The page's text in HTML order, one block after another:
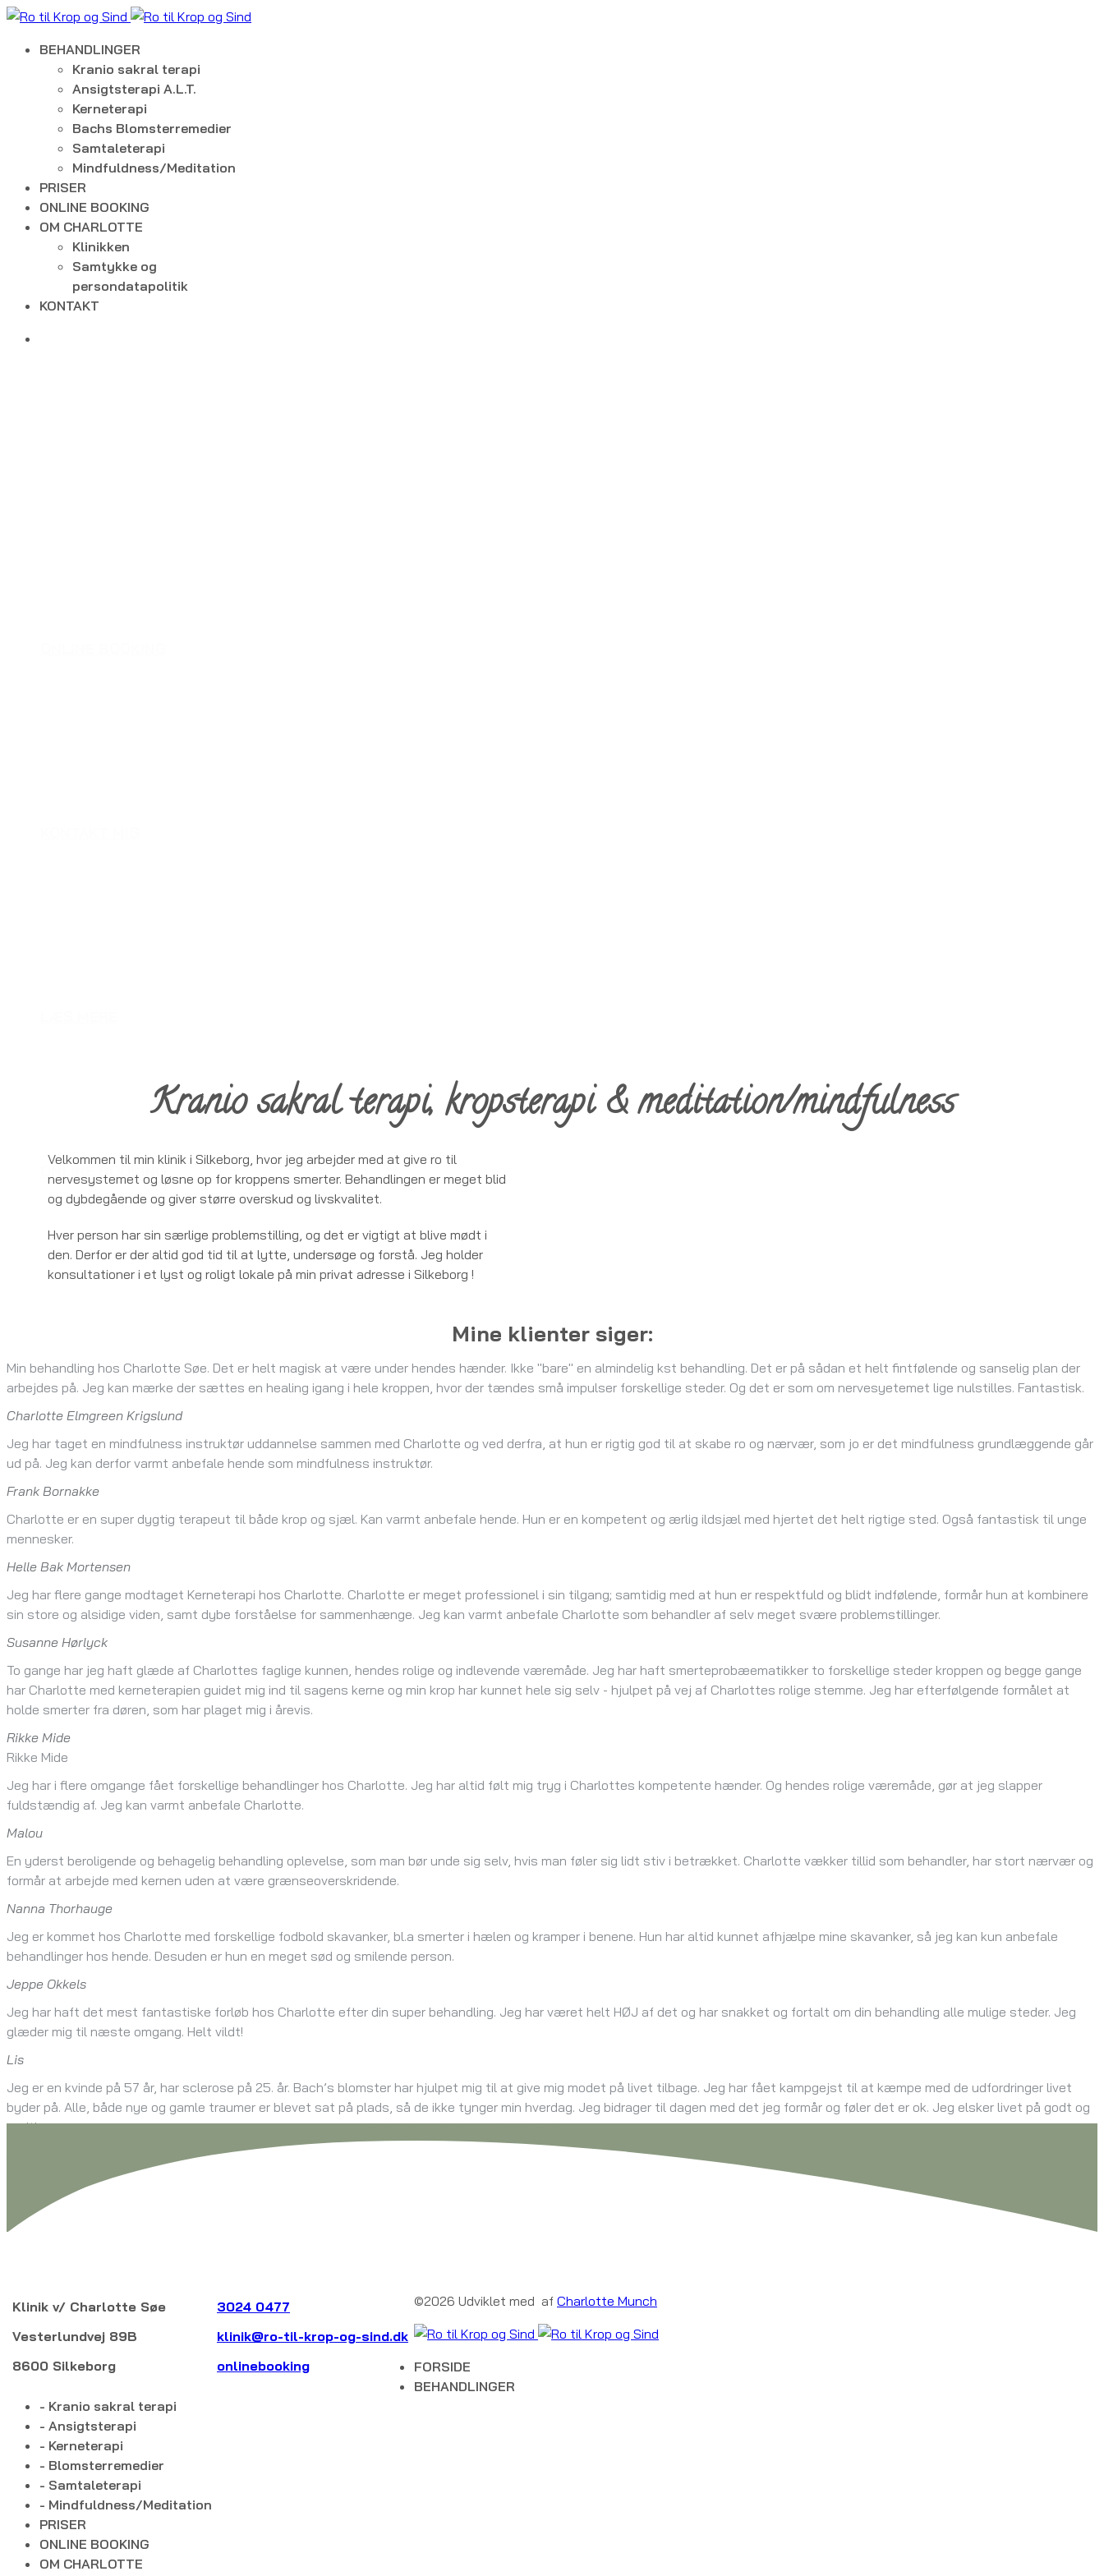
BEHANDLINGER
Kranio sakral terapi
Ansigtsterapi A.L.T.
Kerneterapi
Bachs Blomsterremedier
Samtaleterapi
Mindfuldness/Meditation
PRISER
ONLINE BOOKING
OM CHARLOTTE
Klinikken
Samtykke og
persondatapolitik
KONTAKT
- det er i roen, vi har mulighed for at stoppe op og mærke efter
ONLINE BOOKING
Kranio sakral terapi, kropsterapi & meditation/mindfulness
Velkommen til min klinik i Silkeborg, hvor jeg arbejder med at give ro til
nervesystemet og løsne op for kroppens smerter. Behandlingen er meget blid
og dybdegående og giver større overskud og livskvalitet.
Hver person har sin særlige problemstilling, og det er vigtigt at blive mødt i
den. Derfor er der altid god tid til at lytte, undersøge og forstå. Jeg holder
konsultationer i et lyst og roligt lokale på min privat adresse i Silkeborg !
Mine klienter siger:
Min behandling hos Charlotte Søe. Det er helt magisk at være under hendes hænder. Ikke "bare" en almindelig kst behandling. Det er på sådan et helt fintfølende og sanselig plan der
arbejdes på. Jeg kan mærke der sættes en healing igang i hele kroppen, hvor der tændes små impulser forskellige steder. Og det er som om nervesyetemet lige nulstilles. Fantastisk.
Charlotte Elmgreen Krigslund
Jeg har taget en mindfulness instruktør uddannelse sammen med Charlotte og ved derfra, at hun er rigtig god til at skabe ro og nærvær, som jo er det mindfulness grundlæggende går
ud på. Jeg kan derfor varmt anbefale hende som mindfulness instruktør.
Frank Bornakke
Charlotte er en super dygtig terapeut til både krop og sjæl. Kan varmt anbefale hende. Hun er en kompetent og ærlig ildsjæl med hjertet det helt rigtige sted. Også fantastisk til unge
mennesker.
Helle Bak Mortensen
Jeg har flere gange modtaget Kerneterapi hos Charlotte. Charlotte er meget professionel i sin tilgang; samtidig med at hun er respektfuld og blidt indfølende, formår hun at kombinere
sin store og alsidige viden, samt dybe forståelse for sammenhænge. Jeg kan varmt anbefale Charlotte som behandler af selv meget svære problemstillinger.
Susanne Hørlyck
To gange har jeg haft glæde af Charlottes faglige kunnen, hendes rolige og indlevende væremåde. Jeg har haft smerteprobæematikker to forskellige steder kroppen og begge gange
har Charlotte med kerneterapien guidet mig ind til sagens kerne og min krop har kunnet hele sig selv - hjulpet på vej af Charlottes rolige stemme. Jeg har efterfølgende formålet at
holde smerter fra døren, som har plaget mig i årevis.
Rikke Mide
Rikke Mide
Jeg har i flere omgange fået forskellige behandlinger hos Charlotte. Jeg har altid følt mig tryg i Charlottes kompetente hænder. Og hendes rolige væremåde, gør at jeg slapper
fuldstændig af. Jeg kan varmt anbefale Charlotte.
Malou
En yderst beroligende og behagelig behandling oplevelse, som man bør unde sig selv, hvis man føler sig lidt stiv i betrækket. Charlotte vækker tillid som behandler, har stort nærvær og
formår at arbejde med kernen uden at være grænseoverskridende.
Nanna Thorhauge
Jeg er kommet hos Charlotte med forskellige fodbold skavanker, bl.a smerter i hælen og kramper i benene. Hun har altid kunnet afhjælpe mine skavanker, så jeg kan kun anbefale
behandlinger hos hende. Desuden er hun en meget sød og smilende person.
Jeppe Okkels
Jeg har haft det mest fantastiske forløb hos Charlotte efter din super behandling. Jeg har været helt HØJ af det og har snakket og fortalt om din behandling alle mulige steder. Jeg
glæder mig til næste omgang. Helt vildt!
Lis
Jeg er en kvinde på 57 år, har sclerose på 25. år. Bach’s blomster har hjulpet mig til at give mig modet på livet tilbage. Jeg har fået kampgejst til at kæmpe med de udfordringer livet
byder på. Alle, både nye og gamle traumer er blevet sat på plads, så de ikke tynger min hverdag. Jeg bidrager til dagen med det jeg formår og føler det er ok. Jeg elsker livet på godt og
ondt!
Klinik v/ Charlotte Søe
3024 0477
Vesterlundvej 89B
klinik@ro-til-krop-og-sind.dk
8600 Silkeborg
onlinebooking
©2026 Udviklet med af Charlotte Munch
FORSIDE
BEHANDLINGER
- Kranio sakral terapi
- Ansigtsterapi
- Kerneterapi
- Blomsterremedier
- Samtaleterapi
- Mindfuldness/Meditation
PRISER
ONLINE BOOKING
OM CHARLOTTE